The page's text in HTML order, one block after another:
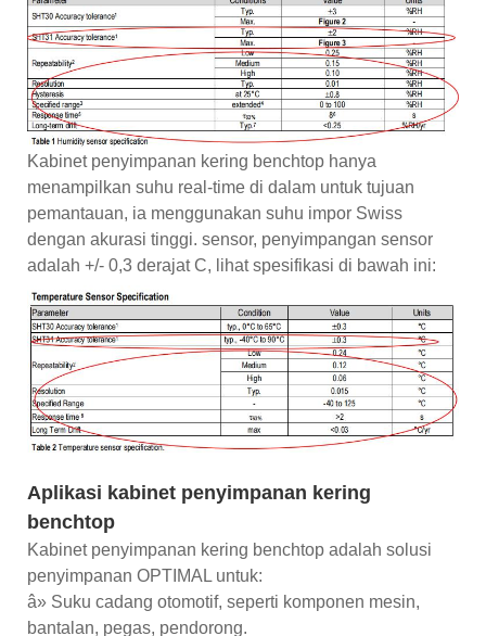
Kabinet penyimpanan kering benchtop hanya
menampilkan suhu real-time di dalam untuk tujuan
pemantauan, ia menggunakan suhu impor Swiss
dengan akurasi tinggi. sensor, penyimpangan sensor
adalah +/- 0,3 derajat C, lihat spesifikasi di bawah ini:
Aplikasi kabinet penyimpanan kering
benchtop
Kabinet penyimpanan kering benchtop adalah solusi
penyimpanan OPTIMAL untuk:
â» Suku cadang otomotif, seperti komponen mesin,
bantalan, pegas, pendorong.